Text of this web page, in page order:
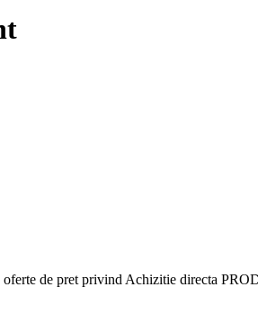
de pret privind Achizitie directa